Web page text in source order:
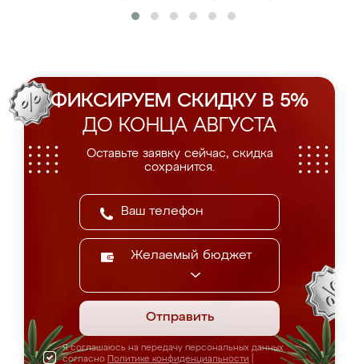
ФИКСИРУЕМ СКИДКУ В 5%
ДО КОНЦА АВГУСТА
Оставьте заявку сейчас, скидка
сохранится.
Желаемый бюджет
Отправить
Я соглашаюсь на передачу персональных данных
согласно Политике конфиденциальности